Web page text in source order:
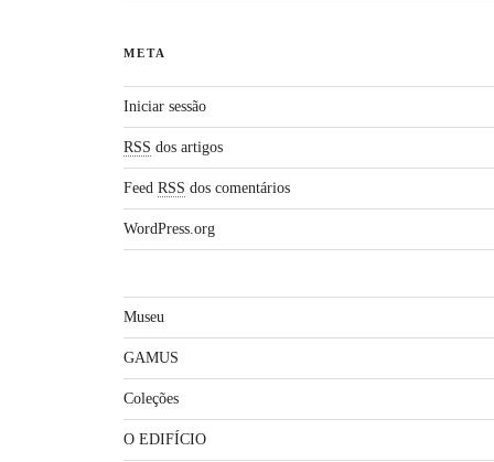
META
Iniciar sessão
RSS dos artigos
Feed RSS dos comentários
WordPress.org
Museu
GAMUS
Coleções
O EDIFÍCIO